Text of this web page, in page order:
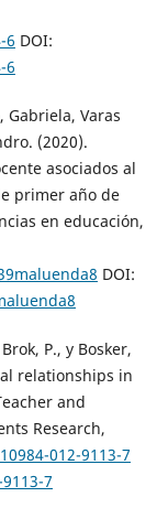
6 DOI:
6
Gabriela, Varas
(2020).
asociados al
primer año de
en educación,
DOI:
P., y Bosker,
relationships in
and
Research,
012-9113-7
7